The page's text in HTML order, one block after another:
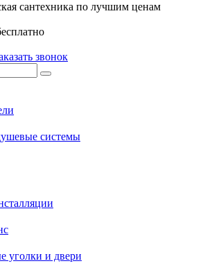
сантехника по лучшим ценам
звонок
системы
уголки и двери